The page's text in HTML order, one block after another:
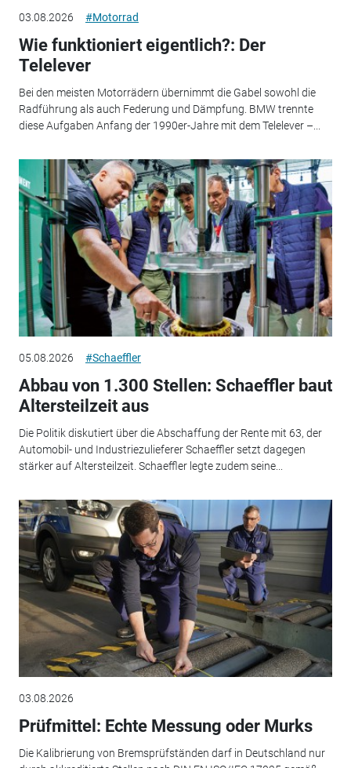
03.08.2026 #Motorrad
Wie funktioniert eigentlich?: Der
Telelever
Bei den meisten Motorrädern übernimmt die Gabel sowohl die
Radführung als auch Federung und Dämpfung. BMW trennte
diese Aufgaben Anfang der 1990er-Jahre mit dem Telelever –...
05.08.2026 #Schaeffler
Abbau von 1.300 Stellen: Schaeffler baut
Altersteilzeit aus
Die Politik diskutiert über die Abschaffung der Rente mit 63, der
Automobil- und Industriezulieferer Schaeffler setzt dagegen
stärker auf Altersteilzeit. Schaeffler legte zudem seine...
03.08.2026
Prüfmittel: Echte Messung oder Murks
Die Kalibrierung von Bremsprüfständen darf in Deutschland nur